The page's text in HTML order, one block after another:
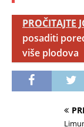
PROČITAJTE
posaditi
više plodova